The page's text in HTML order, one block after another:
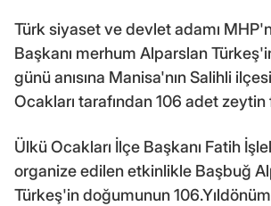
Türk siyaset ve devlet adamı
Başkanı merhum Alparslan
günü anısına Manisa'nın Salihli
Ocakları tarafından 106 adet zeytin
Ülkü Ocakları İlçe Başkanı Fatih
organize edilen etkinlikle Başbuğ
Türkeş'in doğumunun